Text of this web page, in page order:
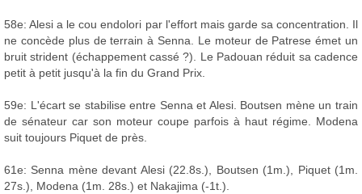
58e: Alesi a le cou endolori par l'effort mais garde sa concentration. Il
ne concède plus de terrain à Senna. Le moteur de Patrese émet un
bruit strident (échappement cassé ?). Le Padouan réduit sa cadence
petit à petit jusqu'à la fin du Grand Prix.
59e: L'écart se stabilise entre Senna et Alesi. Boutsen mène un train
de sénateur car son moteur coupe parfois à haut régime. Modena
suit toujours Piquet de près.
61e: Senna mène devant Alesi (22.8s.), Boutsen (1m.), Piquet (1m.
27s.), Modena (1m. 28s.) et Nakajima (-1t.).